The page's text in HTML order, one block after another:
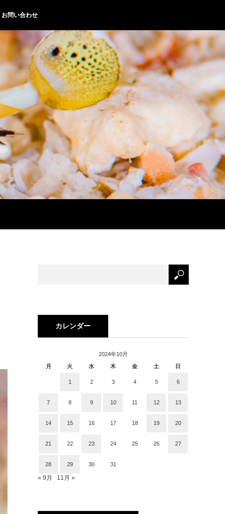
お問い合わせ
カレンダー
2024年10月
月
火 水 木 金 土 日
1 2 3 4 5 6
7 8 9 10 11 12 13
14 15 16 17 18 19 20
21 22 23 24 25 26 27
28 29 30 31
« 9月 11月 »